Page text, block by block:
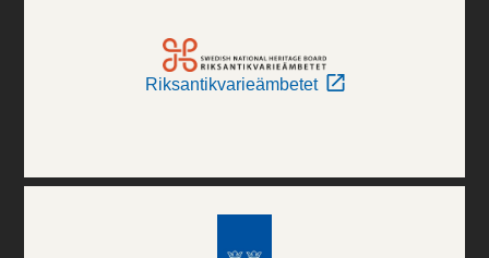
Riksantikvarieämbetet